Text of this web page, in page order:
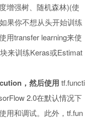
增强树、随机森林)(使
果你不想从头开始训练
用transfer learning来使
来训练Keras或Estimat
，然后使用 tf.functi
2.0在默认情况下
用和调试。此外，tf.fun